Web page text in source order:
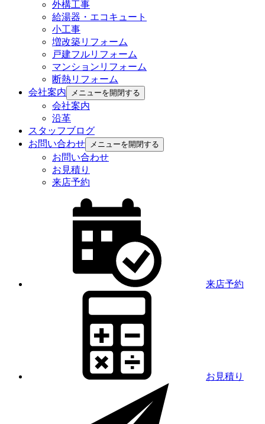
外構工事
給湯器・エコキュート
小工事
増改築リフォーム
戸建フルリフォーム
マンションリフォーム
断熱リフォーム
会社案内
メニューを開閉する
会社案内
沿革
スタッフブログ
お問い合わせ
メニューを開閉する
お問い合わせ
お見積り
来店予約
来店予約
お見積り